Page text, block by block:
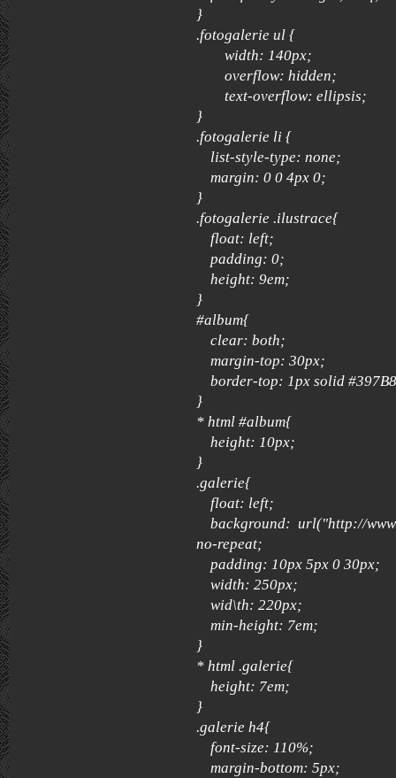
}
.fotogalerie ul {
width: 140px;
overflow: hidden;
text-overflow: ellipsis;
}
.fotogalerie li {
list-style-type: none;
margin: 0 0 4px 0;
}
.fotogalerie .ilustrace{
float: left;
padding: 0;
height: 9em;
}
#album{
clear: both;
margin-top: 30px;
border-top: 1px solid
}
* html #album{
height: 10px;
}
.galerie{
float: left;
background: url("http://
no-repeat;
padding: 10px 5px 0 30px;
width: 250px;
wid\th: 220px;
min-height: 7em;
}
* html .galerie{
height: 7em;
}
.galerie h4{
font-size: 110%;
margin-bottom: 5px;